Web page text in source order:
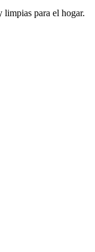
limpias para el hogar.